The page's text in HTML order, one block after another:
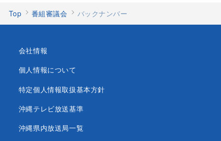
Top 番組審議会 バックナンバー
会社情報
個人情報について
特定個人情報取扱基本方針
沖縄テレビ放送基準
沖縄県内放送局一覧